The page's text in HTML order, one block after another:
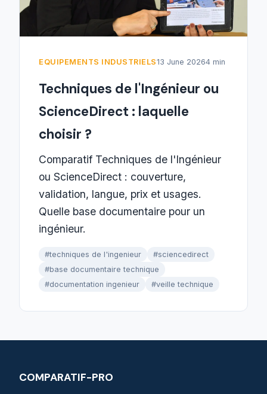
EQUIPEMENTS INDUSTRIELS13 June 20264 min
Techniques de l'Ingénieur ou
ScienceDirect : laquelle
choisir ?
Comparatif Techniques de l'Ingénieur
ou ScienceDirect : couverture,
validation, langue, prix et usages.
Quelle base documentaire pour un
ingénieur.
#techniques de l'ingenieur
#sciencedirect
#base documentaire technique
#documentation ingenieur
#veille technique
COMPARATIF-PRO